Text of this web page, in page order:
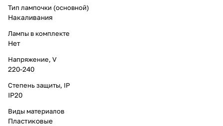
Тип лампочки (основной)
Накаливания
Лампы в комплекте
Нет
Напряжение, V
220-240
Степень защиты, IP
IP20
Виды материалов
Пластиковые